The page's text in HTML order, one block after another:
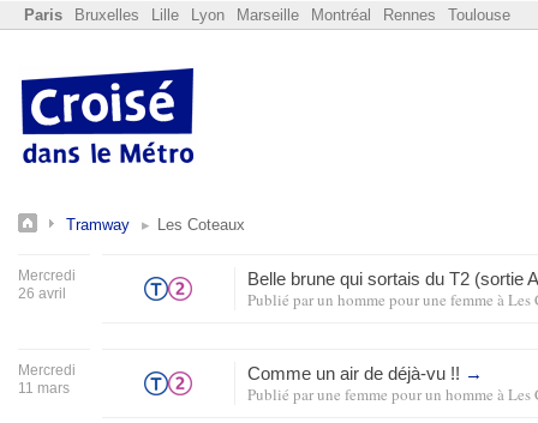
Paris Bruxelles Lille Lyon Marseille Montréal Rennes Toulouse
Tramway Les Coteaux
Mercredi
26 avril
Belle brune qui sortais du T2 (sortie
Publié parun homme pour une femme àLes
Mercredi
11 mars
Comme un air de déjà-vu !! →
Publié parune femme pour un homme àLes